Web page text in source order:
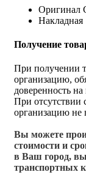
Оригинал
Накладная
Получение
При получении
организацию,
доверенность
При отсутствии
организацию не
Вы можете
стоимости и
в Ваш город,
транспортных